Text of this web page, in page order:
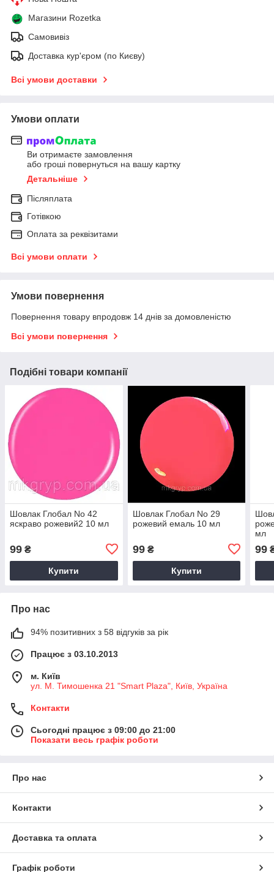
Магазини Rozetka
Самовивіз
Доставка кур'єром (по Києву)
Всі умови доставки
Умови оплати
Ви отримаєте замовлення
або гроші повернуться на вашу картку
Детальніше
Післяплата
Готівкою
Оплата за реквізитами
Всі умови оплати
Умови повернення
Повернення товару впродовж 14 днів за домовленістю
Всі умови повернення
Подібні товари компанії
Шовлак Глобал No 42
яскраво рожевий2 10 мл
99 ₴
Купити
Шовлак Глобал No 29
рожевий емаль 10 мл
99₴
Купити
мл
99
Про нас
94% позитивних з 58 відгуків за рік
Працює з 03.10.2013
м. Київ
ул. М. Тимошенка 21 "Smart Plaza", Київ, Україна
Контакти
Сьогодні працює з 09:00 до 21:00
Показати весь графік роботи
Про нас
Контакти
Доставка та оплата
Графік роботи